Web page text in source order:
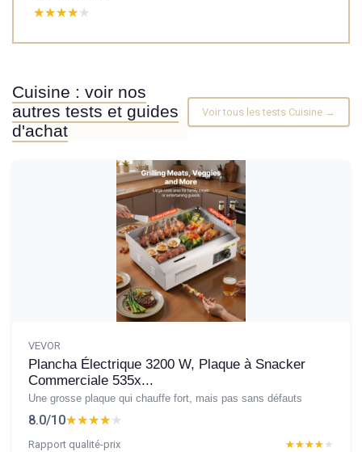
★★★★★
★★★★★
Cuisine : voir nos
autres tests et guides
d'achat
Voir tous les tests Cuisine →
VEVOR
Plancha Électrique 3200 W, Plaque à Snacker
Commerciale 535x...
Une grosse plaque qui chauffe fort, mais pas sans défauts
8.0/10★★★★★
★★★★★
Rapport qualité-prix ★★★★★
★★★★★